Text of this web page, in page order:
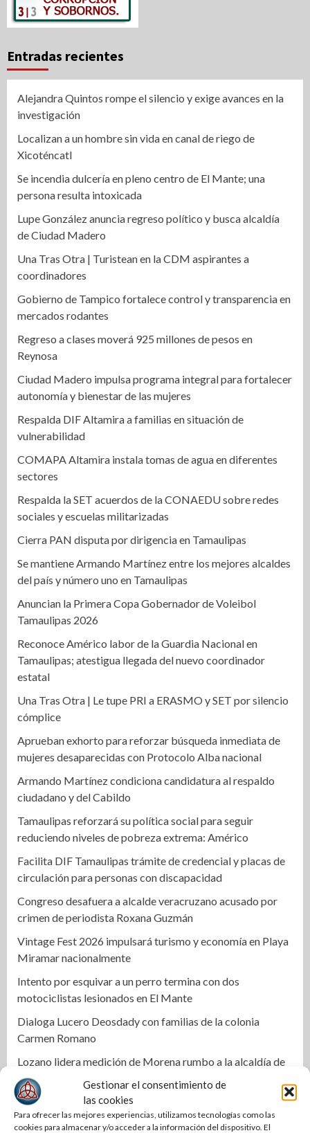
Gestionar el consentimiento de
las cookies
Para ofrecer las mejores experiencias, utilizamos tecnologías como las
cookies para almacenar y/o acceder a la información del dispositivo. El
Entradas recientes
Alejandra Quintos rompe el silencio y exige avances en la
investigación
Localizan a un hombre sin vida en canal de riego de
Xicoténcatl
Se incendia dulcería en pleno centro de El Mante; una
persona resulta intoxicada
Lupe González anuncia regreso político y busca alcaldía
de Ciudad Madero
Una Tras Otra | Turistean en la CDM aspirantes a
coordinadores
Gobierno de Tampico fortalece control y transparencia en
mercados rodantes
Regreso a clases moverá 925 millones de pesos en
Reynosa
Ciudad Madero impulsa programa integral para fortalecer
autonomía y bienestar de las mujeres
Respalda DIF Altamira a familias en situación de
vulnerabilidad
COMAPA Altamira instala tomas de agua en diferentes
sectores
Respalda la SET acuerdos de la CONAEDU sobre redes
sociales y escuelas militarizadas
Cierra PAN disputa por dirigencia en Tamaulipas
Se mantiene Armando Martínez entre los mejores alcaldes
del país y número uno en Tamaulipas
Anuncian la Primera Copa Gobernador de Voleibol
Tamaulipas 2026
Reconoce Américo labor de la Guardia Nacional en
Tamaulipas; atestigua llegada del nuevo coordinador
estatal
Una Tras Otra | Le tupe PRI a ERASMO y SET por silencio
cómplice
Aprueban exhorto para reforzar búsqueda inmediata de
mujeres desaparecidas con Protocolo Alba nacional
Armando Martínez condiciona candidatura al respaldo
ciudadano y del Cabildo
Tamaulipas reforzará su política social para seguir
reduciendo niveles de pobreza extrema: Américo
Facilita DIF Tamaulipas trámite de credencial y placas de
circulación para personas con discapacidad
Congreso desafuera a alcalde veracruzano acusado por
crimen de periodista Roxana Guzmán
Vintage Fest 2026 impulsará turismo y economía en Playa
Miramar nacionalmente
Intento por esquivar a un perro termina con dos
motociclistas lesionados en El Mante
Dialoga Lucero Deosdady con familias de la colonia
Carmen Romano
Lozano lidera medición de Morena rumbo a la alcaldía de
Nuevo Laredo
Correspondencia | Es Tania
Firma Mónica Villarreal convenio con la Universidad